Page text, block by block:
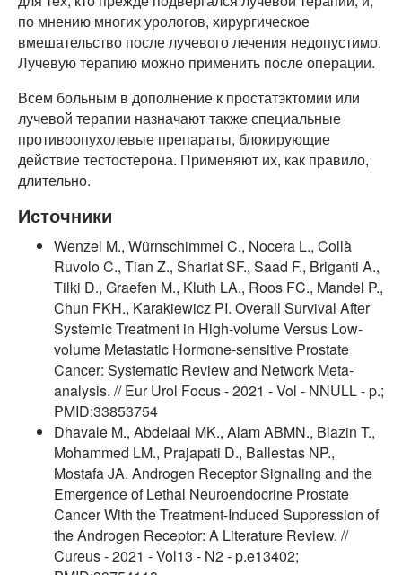
по мнению многих урологов, хирургическое
вмешательство после лучевого лечения недопустимо.
Лучевую терапию можно применить после операции.
Всем больным в дополнение к простатэктомии или
лучевой терапии назначают также специальные
противоопухолевые препараты, блокирующие
действие тестостерона. Применяют их, как правило,
длительно.
Источники
Wenzel M., Würnschimmel C., Nocera L., Collà
Ruvolo C., Tian Z., Shariat SF., Saad F., Briganti A.,
Tilki D., Graefen M., Kluth LA., Roos FC., Mandel P.,
Chun FKH., Karakiewicz PI. Overall Survival After
Systemic Treatment in High-volume Versus Low-
volume Metastatic Hormone-sensitive Prostate
Cancer: Systematic Review and Network Meta-
analysis. // Eur Urol Focus - 2021 - Vol - NNULL - p.;
PMID:33853754
Dhavale M., Abdelaal MK., Alam ABMN., Blazin T.,
Mohammed LM., Prajapati D., Ballestas NP.,
Mostafa JA. Androgen Receptor Signaling and the
Emergence of Lethal Neuroendocrine Prostate
Cancer With the Treatment-Induced Suppression of
the Androgen Receptor: A Literature Review. //
Cureus - 2021 - Vol13 - N2 - p.e13402;